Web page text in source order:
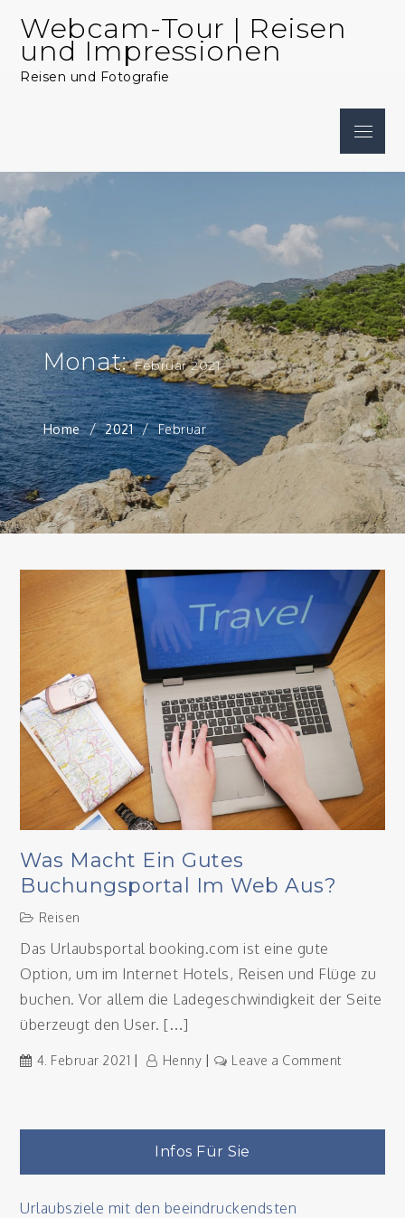
content
Webcam-Tour | Reisen
und Impressionen
Reisen und Fotografie
Menu
Monat:Februar 2021
Home 2021 Februar
Was Macht Ein Gutes
Buchungsportal Im Web Aus?
Reisen
Das Urlaubsportal booking.com ist eine gute
Option, um im Internet Hotels, Reisen und Flüge zu
buchen. Vor allem die Ladegeschwindigkeit der Seite
überzeugt den User. […]
4. Februar 2021 Henny Leave a Commenton
Infos Für Sie
Urlaubsziele mit den beeindruckendsten